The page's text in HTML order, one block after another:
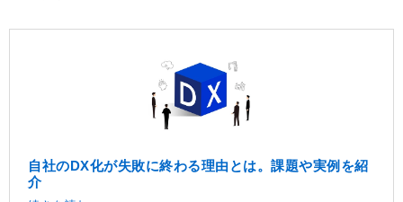
自社のDX化が失敗に終わる理由とは。課題や実例を紹
介